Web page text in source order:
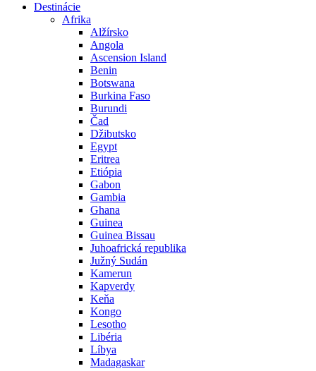
Destinácie
Afrika
Alžírsko
Angola
Ascension Island
Benin
Botswana
Burkina Faso
Burundi
Čad
Džibutsko
Egypt
Eritrea
Etiópia
Gabon
Gambia
Ghana
Guinea
Guinea Bissau
Juhoafrická republika
Južný Sudán
Kamerun
Kapverdy
Keňa
Kongo
Lesotho
Libéria
Líbya
Madagaskar